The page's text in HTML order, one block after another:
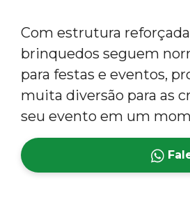
Com estrutura
brinquedos seguem
para festas e eventos,
muita diversão para as
seu evento em um